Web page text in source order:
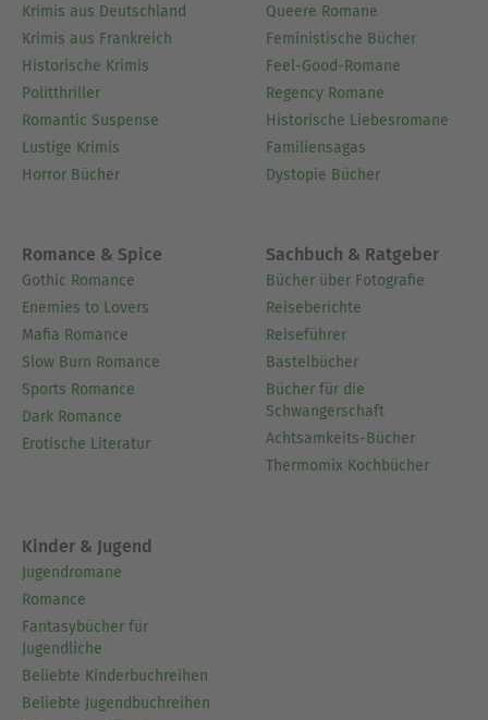
Krimis aus Deutschland
Krimis aus Frankreich
Historische Krimis
Politthriller
Romantic Suspense
Lustige Krimis
Horror Bücher
Queere Romane
Feministische Bücher
Feel-Good-Romane
Regency Romane
Historische Liebesromane
Familiensagas
Dystopie Bücher
Romance & Spice
Gothic Romance
Enemies to Lovers
Mafia Romance
Slow Burn Romance
Sports Romance
Dark Romance
Erotische Literatur
Sachbuch & Ratgeber
Bücher über Fotografie
Reiseberichte
Reiseführer
Bastelbücher
Bücher für die
Schwangerschaft
Achtsamkeits-Bücher
Thermomix Kochbücher
Kinder & Jugend
Jugendromane
Romance
Fantasybücher für
Jugendliche
Beliebte Kinderbuchreihen
Beliebte Jugendbuchreihen